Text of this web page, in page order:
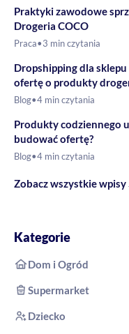
Praktyki zawodowe
Drogeria COCO
Praca•3 min czytania
Dropshipping dla
ofertę o produkty
Blog•4 min czytania
Produkty codziennego
budować ofertę?
Blog•4 min czytania
Zobacz wszystkie wpisy
Kategorie
Dom i Ogród
Supermarket
Dziecko